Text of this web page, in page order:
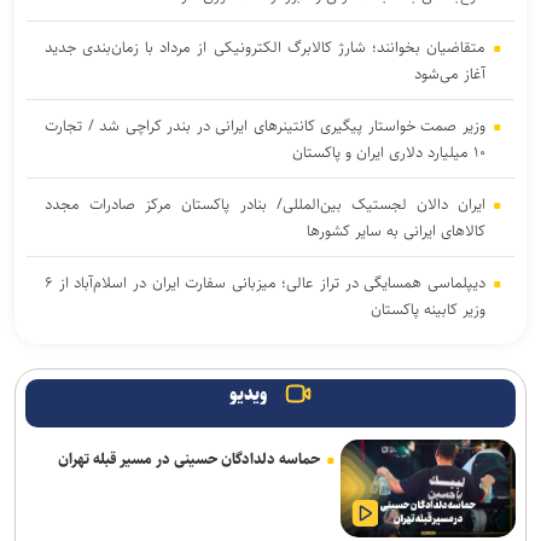
متقاضیان بخوانند؛ شارژ کالابرگ الکترونیکی از مرداد با زمان‌بندی جدید
آغاز می‌شود
وزیر صمت خواستار پیگیری کانتینر‌های ایرانی در بندر کراچی شد / تجارت
۱۰ میلیارد دلاری ایران و پاکستان
ایران دالان‌ لجستیک بین‌المللی/ بنادر پاکستان مرکز صادرات مجدد
کالاهای ایرانی به سایر کشورها
دیپلماسی همسایگی در تراز عالی؛ میزبانی سفارت ایران در اسلام‌آباد از ۶
وزیر کابینه پاکستان
پیش‌بینی رگبار باران و رعدوبرق در شمال کشور/ افزایش باد در پایتخت
ترافیک روان در محور‌های منتهی به مرز‌های اربعین / تردد روان در
محور‌های شمالی کشور
ویدیو
حماسه دلدادگان حسینی در مسیر قبله تهران